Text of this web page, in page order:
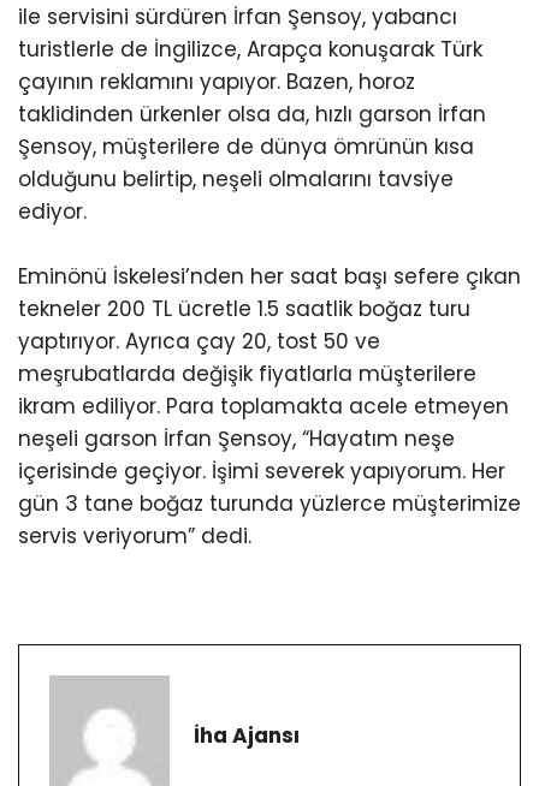
ile servisini sürdüren İrfan Şensoy, yabancı
turistlerle de İngilizce, Arapça konuşarak Türk
çayının reklamını yapıyor. Bazen, horoz
taklidinden ürkenler olsa da, hızlı garson İrfan
Şensoy, müşterilere de dünya ömrünün kısa
olduğunu belirtip, neşeli olmalarını tavsiye
ediyor.
Eminönü İskelesi’nden her saat başı sefere çıkan
tekneler 200 TL ücretle 1.5 saatlik boğaz turu
yaptırıyor. Ayrıca çay 20, tost 50 ve
meşrubatlarda değişik fiyatlarla müşterilere
ikram ediliyor. Para toplamakta acele etmeyen
neşeli garson İrfan Şensoy, “Hayatım neşe
içerisinde geçiyor. İşimi severek yapıyorum. Her
gün 3 tane boğaz turunda yüzlerce müşterimize
servis veriyorum” dedi.
İha Ajansı